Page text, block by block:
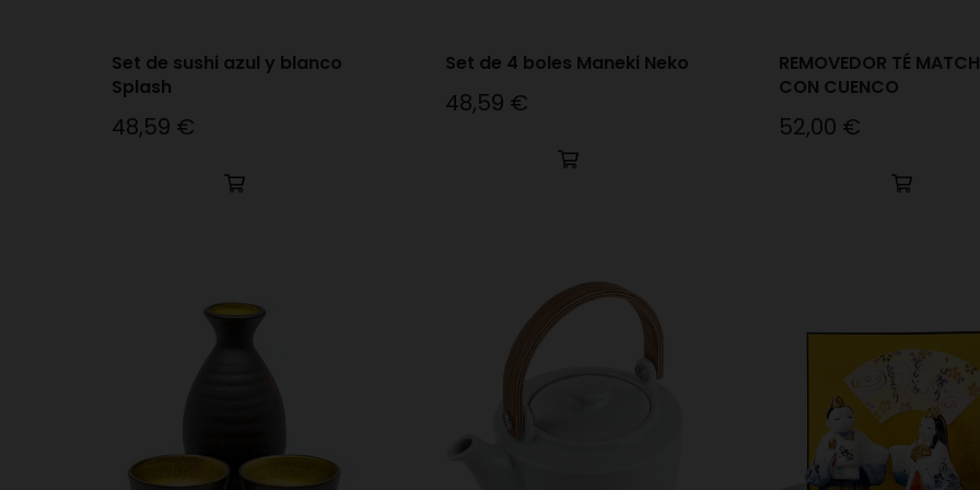
Set de sushi azul y blanco
Splash
Precio
48,59 €
Set de 4 boles Maneki Neko
Precio
48,59 €
REMOVEDOR TÉ
CON CUENCO
Precio
52,00 €